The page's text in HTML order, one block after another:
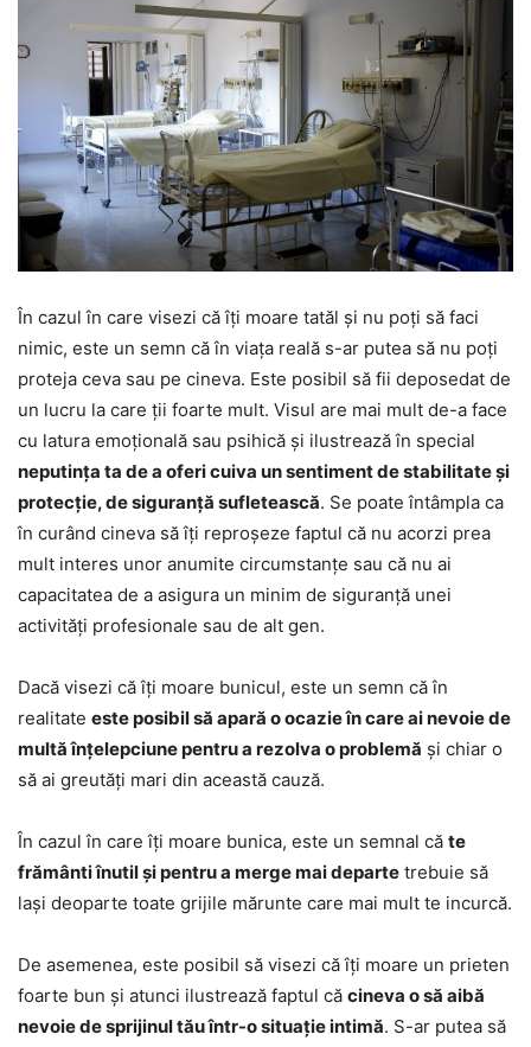
În cazul în care visezi că îți moare tatăl și nu poți să faci
nimic, este un semn că în viața reală s-ar putea să nu poți
proteja ceva sau pe cineva. Este posibil să fii deposedat de
un lucru la care ții foarte mult. Visul are mai mult de-a face
cu latura emoțională sau psihică și ilustrează în special
neputința ta de a oferi cuiva un sentiment de stabilitate și
protecție, de siguranță sufletească. Se poate întâmpla ca
în curând cineva să îți reproșeze faptul că nu acorzi prea
mult interes unor anumite circumstanțe sau că nu ai
capacitatea de a asigura un minim de siguranță unei
activități profesionale sau de alt gen.
Dacă visezi că îți moare bunicul, este un semn că în
realitate este posibil să apară o ocazie în care ai nevoie de
multă înțelepciune pentru a rezolva o problemă și chiar o
să ai greutăți mari din această cauză.
În cazul în care îți moare bunica, este un semnal că te
frământi înutil și pentru a merge mai departe trebuie să
lași deoparte toate grijile mărunte care mai mult te incurcă.
De asemenea, este posibil să visezi că îți moare un prieten
foarte bun și atunci ilustrează faptul că cineva o să aibă
nevoie de sprijinul tău într-o situație intimă. S-ar putea să